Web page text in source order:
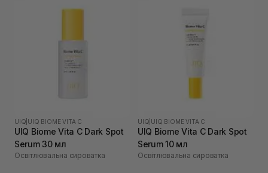
UIQ UIQ BIOME VITA C
UIQ Biome Vita C Dark Spot
Serum 30 мл
Освітлювальна сироватка
UIQ UIQ BIOME VITA C
UIQ Biome Vita C Dark Spot
Serum 10 мл
Освітлювальна сироватка